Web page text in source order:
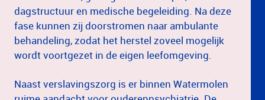
dagstructuur en medische begeleiding. Na deze
fase kunnen zij doorstromen naar ambulante
behandeling, zodat het herstel zoveel mogelijk
wordt voortgezet in de eigen leefomgeving.
Naast verslavingszorg is er binnen Watermolen